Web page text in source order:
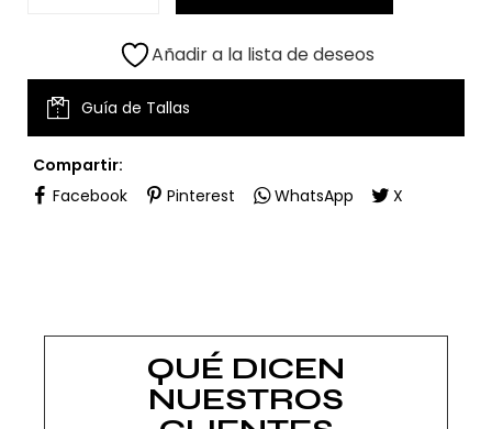
Añadir a la lista de deseos
Guía de Tallas
Compartir:
Facebook
Pinterest WhatsApp X
QUÉ DICEN
NUESTROS